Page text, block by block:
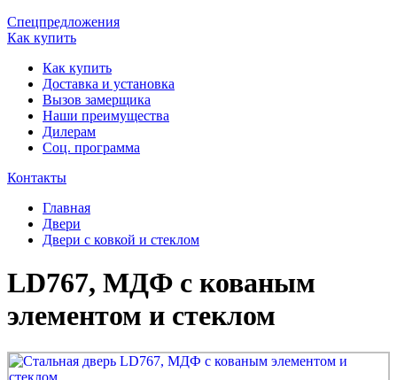
Спецпредложения
Как купить
Как купить
Доставка и установка
Вызов замерщика
Наши преимущества
Дилерам
Соц. программа
Контакты
Главная
Двери
Двери с ковкой и стеклом
LD767, МДФ с кованым
элементом и стеклом